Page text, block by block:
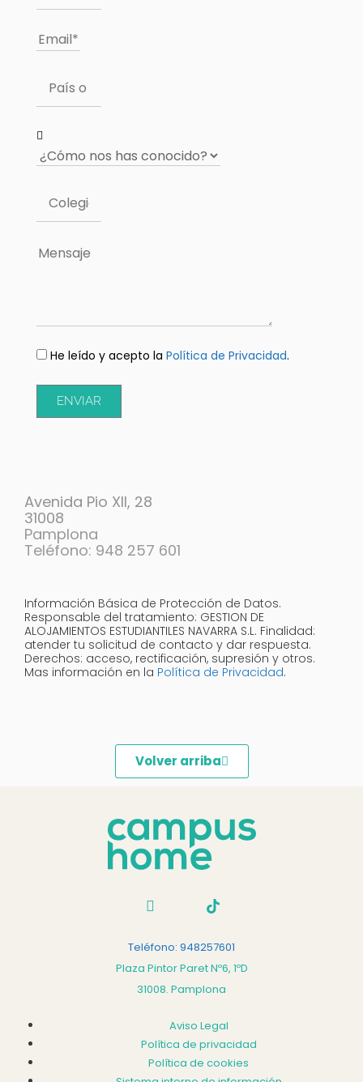
He leído y acepto la Política de Privacidad.
ENVIAR
Avenida Pio XII, 28
31008
Pamplona
Teléfono: 948 257 601
Información Básica de Protección de Datos.
Responsable del tratamiento: GESTION DE
ALOJAMIENTOS ESTUDIANTILES NAVARRA S.L. Finalidad:
atender tu solicitud de contacto y dar respuesta.
Derechos: acceso, rectificación, supresión y otros.
Mas información en la Política de Privacidad.
Volver arriba
Teléfono: 948257601
Plaza Pintor Paret Nº6, 1ºD
31008. Pamplona
Aviso Legal
Política de privacidad
Política de cookies